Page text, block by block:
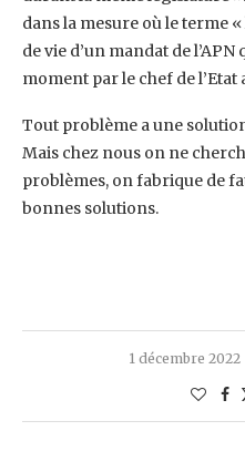
‎dans la mesure où le terme
de vie d’un mandat de
moment par le chef de l’Etat
Tout problème a une
Mais chez nous on ne
problèmes, on fabrique de
bonnes solutions.‎
1 décembre 2022